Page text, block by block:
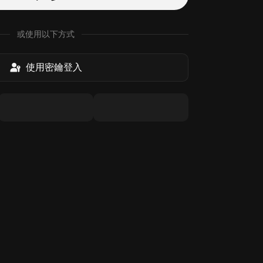
或使用以下方式
使用密鑰登入